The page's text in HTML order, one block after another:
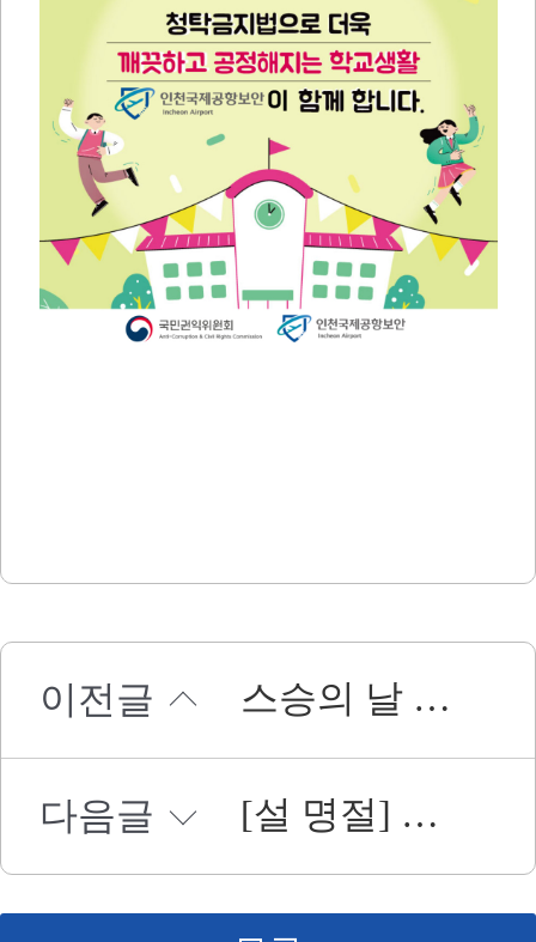
이전글 스승의 날 알아야 할 청탁금지법 O·X 카드뉴스
다음글 [설 명절] 청탁금지법 바로알기